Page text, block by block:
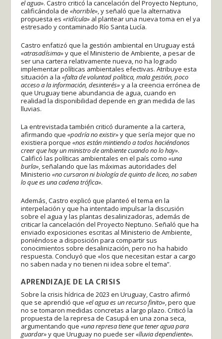
el agua». Castro criticó la cancelación del Proyecto Neptuno,
calificándola de«horrible», y señaló que la alternativa
propuesta es«ridícula» al plantear una nueva toma en el ya
estresado y contaminado Río Santa Lucía.
Castro enfatizó que la gestión ambiental en Uruguay está
«atrasadísima»y que el Ministerio de Ambiente, a pesar de
ser una cartera relativamente nueva, no ha logrado
implementar políticas ambientales efectivas. Atribuye esta
situación a la«falta de voluntad política, mala gestión, poco
acceso a la información, desinterés»y a la creencia errónea de
que Uruguay tiene abundancia de agua, cuando en
realidad la disponibilidad depende en gran medida de las
lluvias.
La entrevistada también criticó duramente a la cartera,
afirmando que«podría no existir»y que sería mejor que no
existiera porque«nos están mintiendo a todos haciéndonos
creer que hay un ministro de ambiente cuando no lo hay».
Calificó las políticas ambientales en el país como«una
burla», señalando que las máximas autoridades del
Ministerio«no cursaron ni biología de quinto de liceo, no saben
lo que es una cadena trófica».
Además, Castro explicó que planteó el tema en la
interpelación y que ha intentado impulsar la discusión
sobre el agua y las plantas desalinizadoras, además de
criticar la cancelación del Proyecto Neptuno. Señaló que ha
enviado exposiciones escritas al Ministerio de Ambiente,
poniéndose a disposición para compartir sus
conocimientos sobre desalinización, pero no ha habido
respuesta. Concluyó que «los que necesitan estar a cargo
no saben nada y no tienen ni idea sobre el tema”.
APRENDIZAJE DE LA CRISIS
Sobre la crisis hídrica de 2023 en Uruguay, Castro afirmó
que se aprendió que«el agua es un recurso finito», pero que
no se tomaron medidas concretas a largo plazo. Criticó la
propuesta de la represa de Casupá en una zona seca,
argumentando que«una represa tiene que tener agua para
guardar»y que Uruguay no puede ser«lluvia dependiente».